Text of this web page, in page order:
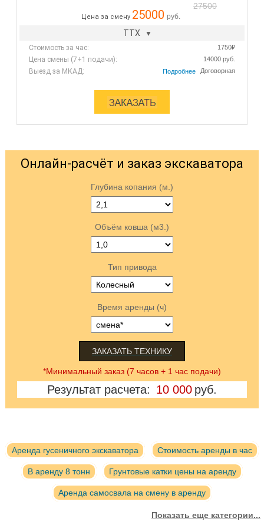
27500
Цена за смену 25000 руб.
ТТХ
Стоимость за час: 1750₽
Цена смены (7+1 подачи): 14000 руб.
Выезд за МКАД: Договорная
Онлайн-расчёт и заказ экскаватора
Глубина копания (м.)
Объём ковша (м3.)
Тип привода
Время аренды (ч)
ЗАКАЗАТЬ ТЕХНИКУ
*Минимальный заказ (7 часов + 1 час подачи)
Результат расчета: 10 000 руб.
Аренда гусеничного экскаватора Стоимость аренды в час
В аренду 8 тонн Грунтовые катки цены на аренду
Аренда самосвала на смену в аренду
Колесный экскаватор в наличии в аренду
Показать еще категории...